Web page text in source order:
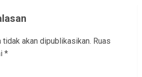
tidak akan dipublikasikan. Ruas
*